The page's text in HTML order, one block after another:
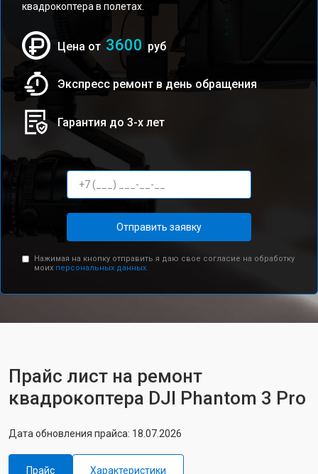
квадрокоптера в полетах.
Цена от 3600 руб
Экспресс ремонт в день обращения
Гарантия до 3-х лет
Отправить заявку
Нажимая на кнопку отправить я даю свое согласие на обработку
моих персональных данных.
Прайс лист на ремонт
квадрокоптера DJI Phantom 3 Pro
Дата обновления прайса: 18.07.2026
Прайс Характеристики